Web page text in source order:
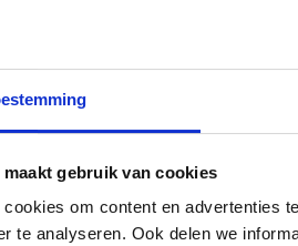
maakt gebruik van cookies
cookies om content en advertenties
te analyseren. Ook delen we
Schrijf een review